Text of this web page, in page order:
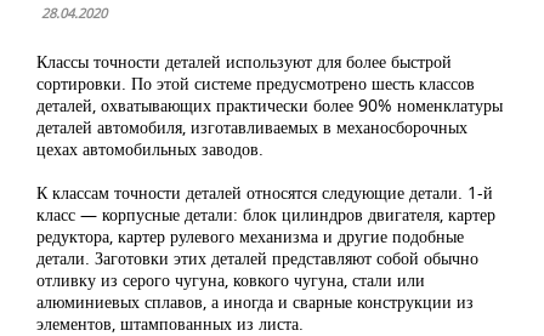
28.04.2020
Классы точности деталей используют для более быстрой
сортировки. По этой системе предусмотрено шесть классов
деталей, охватывающих практически более 90% номенклатуры
деталей автомобиля, изготавливаемых в механосборочных
цехах автомобильных заводов.
К классам точности деталей относятся следующие детали. 1-й
класс — корпусные детали: блок цилиндров двигателя, картер
редуктора, картер рулевого механизма и другие подобные
детали. Заготовки этих деталей представляют собой обычно
отливку из серого чугуна, ковкого чугуна, стали или
алюминиевых сплавов, а иногда и сварные конструкции из
элементов, штампованных из листа.